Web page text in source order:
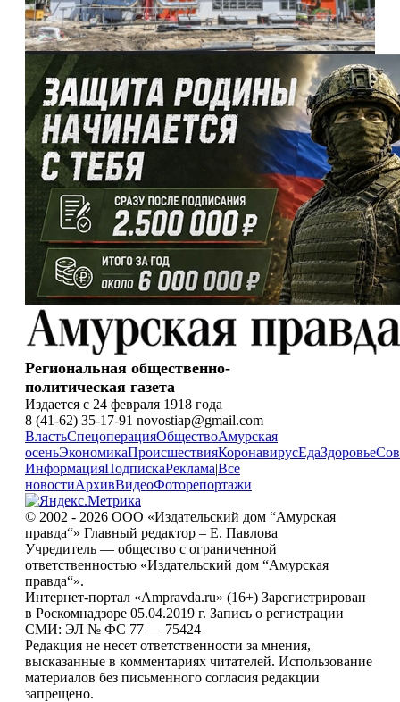
Региональная общественно-
политическая газета
Издается с 24 февраля 1918 года
8 (41-62) 35-17-91 novostiap@gmail.com
ВластьСпецоперацияОбществоАмурская
осеньЭкономикаПроисшествияКоронавирусЕдаЗдоровье
ИнформацияПодпискаРеклама|Все
новостиАрхивВидеоФоторепортажи
© 2002 - 2026 ООО «Издательский дом “Амурская
правда“» Главный редактор – Е. Павлова
Учредитель — общество с ограниченной
ответственностью «Издательский дом “Амурская
правда“».
Интернет-портал «Ampravda.ru» (16+) Зарегистрирован
в Роскомнадзоре 05.04.2019 г. Запись о регистрации
СМИ: ЭЛ № ФС 77 — 75424
Редакция не несет ответственности за мнения,
высказанные в комментариях читателей. Использование
материалов без письменного согласия редакции
запрещено.